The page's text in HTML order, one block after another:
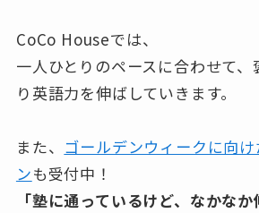
CoCo Houseでは、
一人ひとりのペースに合わせて
り英語力を伸ばしていきます。
また、 ゴールデンウィークに向
ンも受付中！
「塾に通っているけど、なかなか